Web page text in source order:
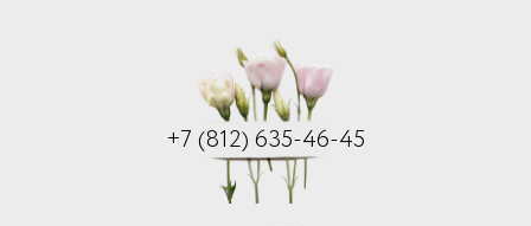
+7 (812) 635-46-45